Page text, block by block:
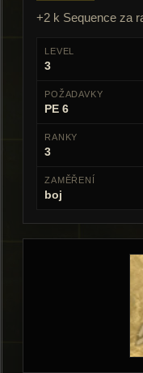
+2 k Sequence za
LEVEL
3
POŽADAVKY
PE 6
RANKY
3
ZAMĚŘENÍ
boj